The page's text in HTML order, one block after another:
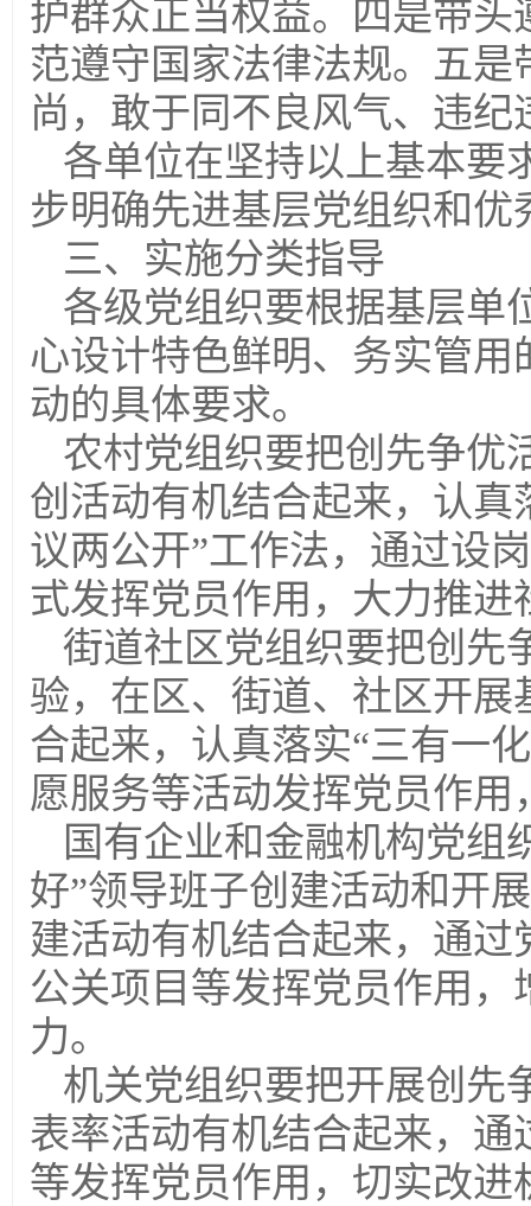
护群众正当权益。四是带
范遵守国家法律法规。五
尚，敢于同不良风气、违纪
各单位在坚持以上基本要
步明确先进基层党组织和
三、实施分类指导
各级党组织要根据基层单
心设计特色鲜明、务实管
动的具体要求。
农村党组织要把创先争优
创活动有机结合起来，认真
议两公开”工作法，通过设
式发挥党员作用，大力推
街道社区党组织要把创先
验，在区、街道、社区开
合起来，认真落实“三有一
愿服务等活动发挥党员作
国有企业和金融机构党组
好”领导班子创建活动和开
建活动有机结合起来，通
公关项目等发挥党员作用
力。
机关党组织要把开展创先
表率活动有机结合起来，
等发挥党员作用，切实改